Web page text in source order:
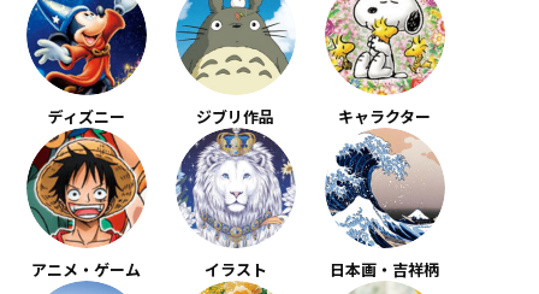
ディズニー ジブリ作品 キャラクター
アニメ・ゲーム イラスト 日本画・吉祥柄